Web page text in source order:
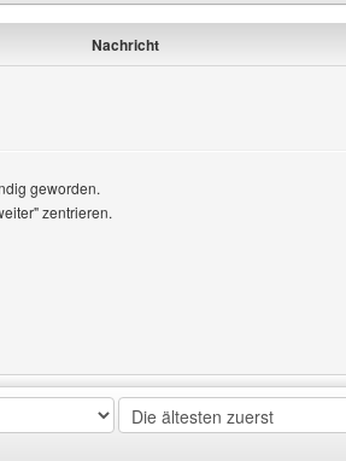
Nachricht
geworden.
zentrieren.